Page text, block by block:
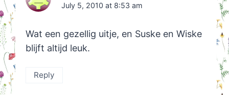
July 5, 2010 at 8:53 am
Wat een gezellig uitje, en Suske en Wiske
blijft altijd leuk.
Reply